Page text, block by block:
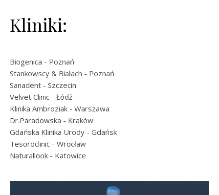
Kliniki:
Biogenica - Poznań
Stankowscy & Białach - Poznań
Sanadent - Szczecin
Velvet Clinic - Łódź
Klinika Ambroziak - Warszawa
Dr.Paradowska - Kraków
Gdańska Klinika Urody - Gdańsk
Tesoroclinic - Wrocław
Naturallook - Katowice